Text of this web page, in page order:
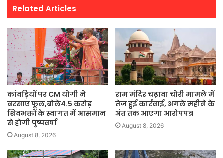
Related Articles
कांवड़ियों पर CM योगी ने
बरसाए फूल,बोले4.5 करोड़
शिवभक्तों के स्वागत में आसमान
से होगी पुष्पवर्षा
August 8, 2026
राम मंदिर चढ़ावा चोरी मामले में
तेज हुई कार्रवाई, अगले महीने के
अंत तक आएगा आरोपपत्र
August 8, 2026